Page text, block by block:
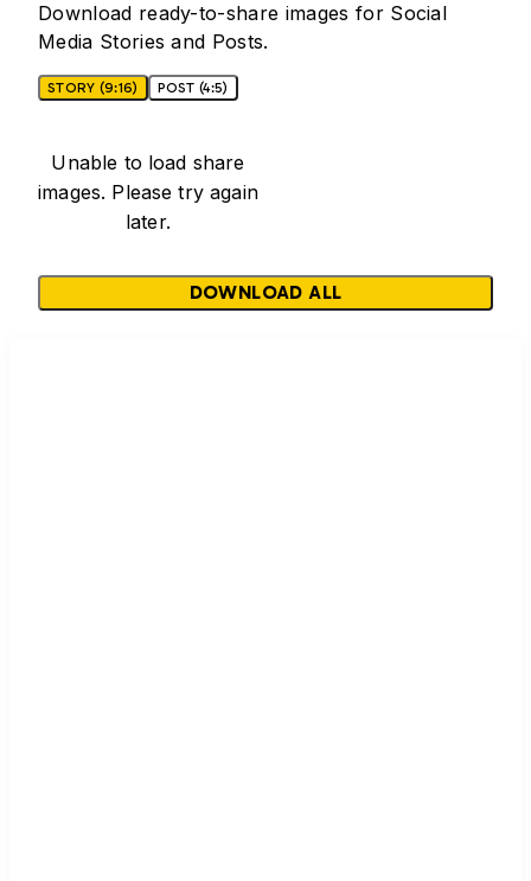
Download ready-to-share images for Social
Media Stories and Posts.
STORY (9:16) POST (4:5)
Unable to load share
images. Please try again
later.
DOWNLOAD ALL